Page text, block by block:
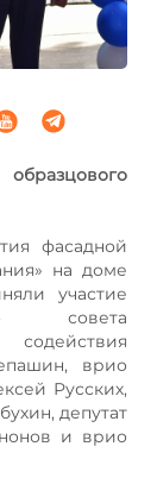
фасадной
на доме
участие
совета
врио
Русских,
депутат
и врио